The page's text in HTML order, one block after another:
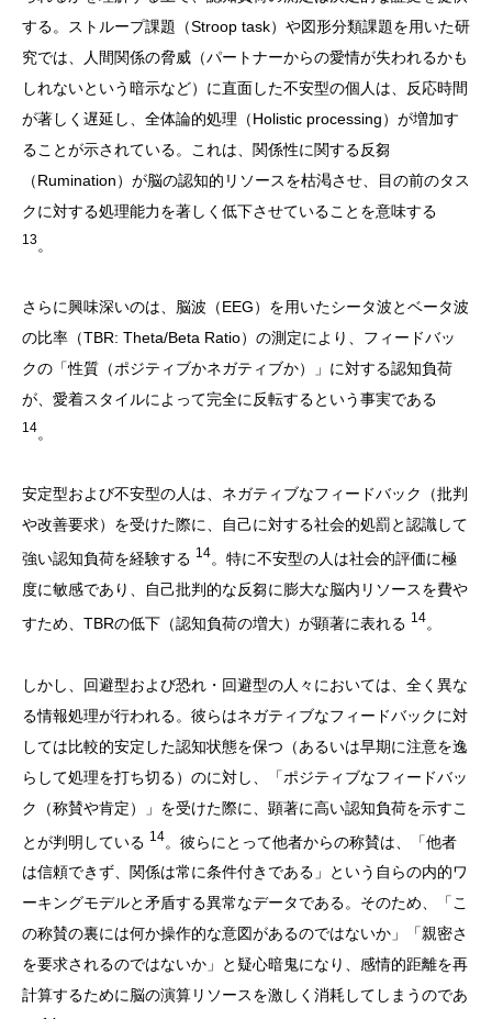
する。ストループ課題（Stroop task）や図形分類課題を用いた研
究では、人間関係の脅威（パートナーからの愛情が失われるかも
しれないという暗示など）に直面した不安型の個人は、反応時間
が著しく遅延し、全体論的処理（Holistic processing）が増加す
ることが示されている。これは、関係性に関する反芻
（Rumination）が脳の認知的リソースを枯渇させ、目の前のタス
クに対する処理能力を著しく低下させていることを意味する
13。
さらに興味深いのは、脳波（EEG）を用いたシータ波とベータ波
の比率（TBR: Theta/Beta Ratio）の測定により、フィードバッ
クの「性質（ポジティブかネガティブか）」に対する認知負荷
が、愛着スタイルによって完全に反転するという事実である
14。
安定型および不安型の人は、ネガティブなフィードバック（批判
や改善要求）を受けた際に、自己に対する社会的処罰と認識して
強い認知負荷を経験する 14。特に不安型の人は社会的評価に極
度に敏感であり、自己批判的な反芻に膨大な脳内リソースを費や
すため、TBRの低下（認知負荷の増大）が顕著に表れる 14。
しかし、回避型および恐れ・回避型の人々においては、全く異な
る情報処理が行われる。彼らはネガティブなフィードバックに対
しては比較的安定した認知状態を保つ（あるいは早期に注意を逸
らして処理を打ち切る）のに対し、「ポジティブなフィードバッ
ク（称賛や肯定）」を受けた際に、顕著に高い認知負荷を示すこ
とが判明している 14。彼らにとって他者からの称賛は、「他者
は信頼できず、関係は常に条件付きである」という自らの内的ワ
ーキングモデルと矛盾する異常なデータである。そのため、「こ
の称賛の裏には何か操作的な意図があるのではないか」「親密さ
を要求されるのではないか」と疑心暗鬼になり、感情的距離を再
計算するために脳の演算リソースを激しく消耗してしまうのであ